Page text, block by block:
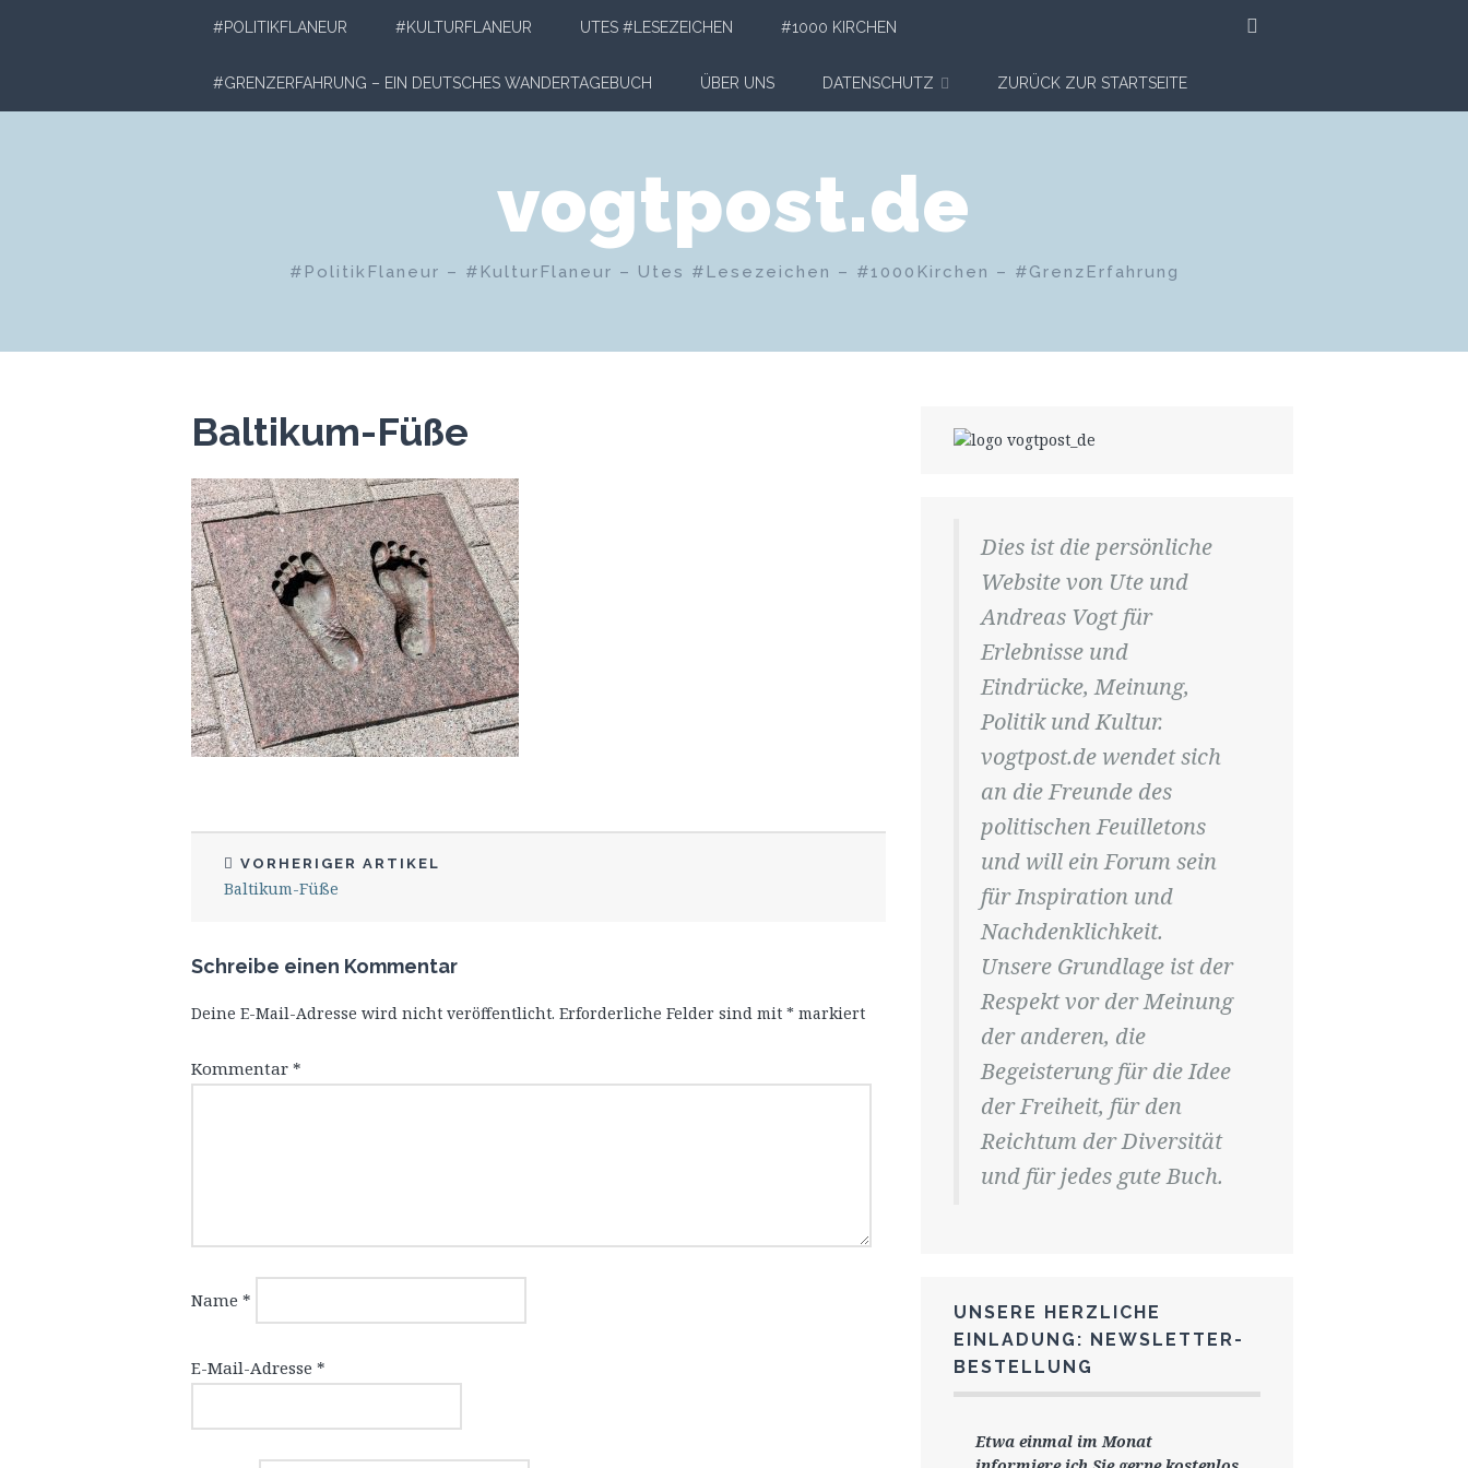
#POLITIKFLANEUR #KULTURFLANEUR UTES #LESEZEICHEN #1000 KIRCHEN
#GRENZERFAHRUNG – EIN DEUTSCHES WANDERTAGEBUCH ÜBER UNS DATENSCHUTZ ZURÜCK ZUR STARTSEITE
vogtpost.de
#PolitikFlaneur – #KulturFlaneur – Utes #Lesezeichen – #1000Kirchen – #GrenzErfahrung
Baltikum-Füße
VORHERIGER ARTIKEL
Baltikum-Füße
Schreibe einen Kommentar
Deine E-Mail-Adresse wird nicht veröffentlicht. Erforderliche Felder sind mit * markiert
Kommentar *
Name *
E-Mail-Adresse *
Dies ist die persönliche
Website von Ute und
Andreas Vogt für
Erlebnisse und
Eindrücke, Meinung,
Politik und Kultur.
vogtpost.de wendet sich
an die Freunde des
politischen Feuilletons
und will ein Forum sein
für Inspiration und
Nachdenklichkeit.
Unsere Grundlage ist der
Respekt vor der Meinung
der anderen, die
Begeisterung für die Idee
der Freiheit, für den
Reichtum der Diversität
und für jedes gute Buch.
UNSERE HERZLICHE
EINLADUNG: NEWSLETTER-
BESTELLUNG
Etwa einmal im Monat